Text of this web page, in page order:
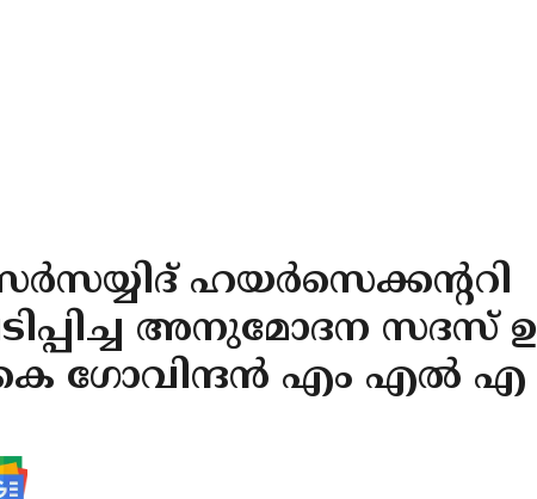
ഹയർസെക്കന്ററി
അനുമോദന സദസ് ഉ
കെ ഗോവിന്ദൻ എം എൽ എ